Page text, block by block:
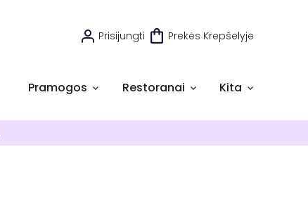
Prisijungti Prekės Krepšelyje
Pramogos Restoranai Kita